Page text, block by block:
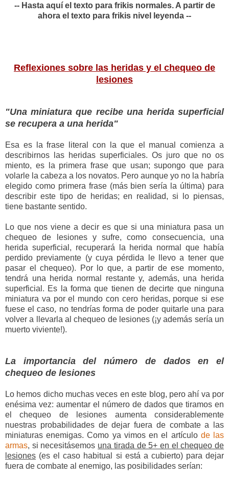
-- Hasta aquí el texto para frikis normales. A partir de
ahora el texto para frikis nivel leyenda --
Reflexiones sobre las heridas y el chequeo de
lesiones
"Una miniatura que recibe una herida superficial
se recupera a una herida"
Esa es la frase literal con la que el manual comienza a
describirnos las heridas superficiales. Os juro que no os
miento, es la primera frase que usan; supongo que para
volarle la cabeza a los novatos. Pero aunque yo no la habría
elegido como primera frase (más bien sería la última) para
describir este tipo de heridas; en realidad, si lo piensas,
tiene bastante sentido.
Lo que nos viene a decir es que si una miniatura pasa un
chequeo de lesiones y sufre, como consecuencia, una
herida superficial, recuperará la herida normal que había
perdido previamente (y cuya pérdida le llevo a tener que
pasar el chequeo). Por lo que, a partir de ese momento,
tendrá una herida normal restante y, además, una herida
superficial. Es la forma que tienen de decirte que ninguna
miniatura va por el mundo con cero heridas, porque si ese
fuese el caso, no tendrías forma de poder quitarle una para
volver a llevarla al chequeo de lesiones (¡y además sería un
muerto viviente!).
La importancia del número de dados en el
chequeo de lesiones
Lo hemos dicho muchas veces en este blog, pero ahí va por
enésima vez: aumentar el número de dados que tiramos en
el chequeo de lesiones aumenta considerablemente
nuestras probabilidades de dejar fuera de combate a las
miniaturas enemigas. Como ya vimos en el artículo de las
armas, si necesitásemos una tirada de 5+ en el chequeo de
lesiones (es el caso habitual si está a cubierto) para dejar
fuera de combate al enemigo, las posibilidades serían: